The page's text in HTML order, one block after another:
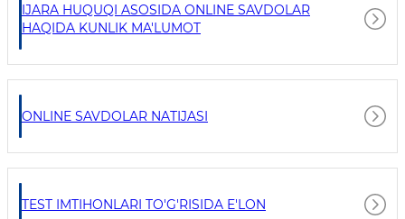
IJARA HUQUQI ASOSIDA ONLINE SAVDOLAR
HAQIDA KUNLIK MA'LUMOT
ONLINE SAVDOLAR NATIJASI
TEST IMTIHONLARI TO'G'RISIDA E'LON